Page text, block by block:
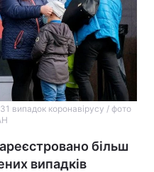
випадок коронавірусу / фото
більш
випадків